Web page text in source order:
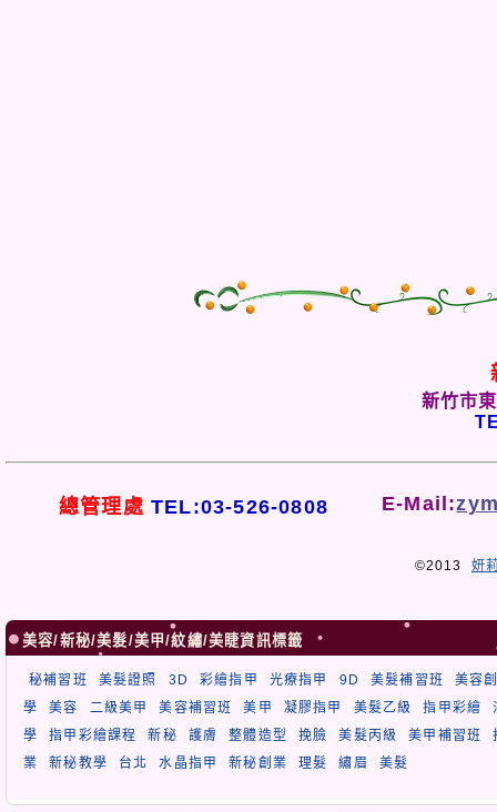
新竹市
總管理處 TEL:03-526-0808 E-Mail:
©2013 妍
美容/新秘/美髮/美甲/紋繡/美睫資訊標籤
秘補習班 美髮證照 3D 彩繪指甲 光療指甲 9D 美髮補習班
美容
學
美容 二級美甲 美容補習班 美甲 凝膠指甲 美髮乙級 指甲彩繪
學
指甲彩繪課程 新秘 護膚 整體造型 挽臉 美髮丙級 美甲補習班
業
新秘教學 台北 水晶指甲 新秘創業 理髮 繡眉 美髮